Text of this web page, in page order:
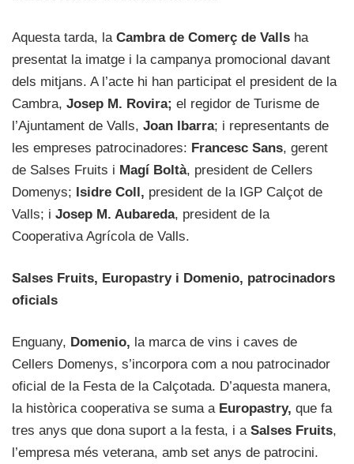
Aquesta tarda, la Cambra de Comerç de Valls ha
presentat la imatge i la campanya promocional davant
dels mitjans. A l’acte hi han participat el president de la
Cambra, Josep M. Rovira; el regidor de Turisme de
l’Ajuntament de Valls, Joan Ibarra; i representants de
les empreses patrocinadores: Francesc Sans, gerent
de Salses Fruits i Magí Boltà, president de Cellers
Domenys; Isidre Coll, president de la IGP Calçot de
Valls; i Josep M. Aubareda, president de la
Cooperativa Agrícola de Valls.
Salses Fruits, Europastry i Domenio, patrocinadors
oficials
Enguany, Domenio, la marca de vins i caves de
Cellers Domenys, s’incorpora com a nou patrocinador
oficial de la Festa de la Calçotada. D’aquesta manera,
la històrica cooperativa se suma a Europastry, que fa
tres anys que dona suport a la festa, i a Salses Fruits,
l’empresa més veterana, amb set anys de patrocini.